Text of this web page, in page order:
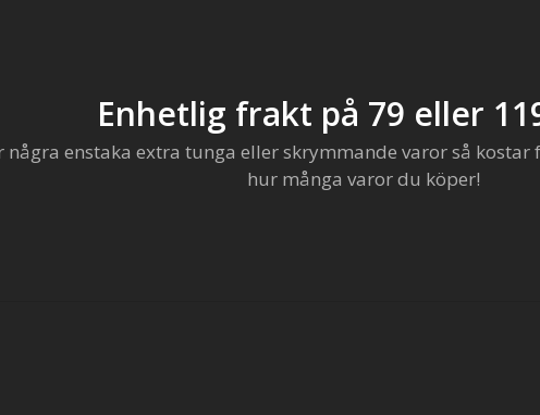
Enhetlig frakt på 79 eller
enstaka extra tunga eller skrymmande varor så
hur många varor du köper!